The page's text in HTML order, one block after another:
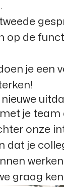
op de
je een
je team
onze
dat je
graag